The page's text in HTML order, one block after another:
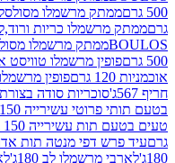
מרשמלו טוויסט אבטיח 120 גרם
פופין מרשמלו 3D תות שדה 100 גרם
סוכריות סודה בצורת אבן נייר
עשירייה 150 גרם
לקקן
עשירייה 150 גרם
מנטה תות אדום 0.6 גרם
לב 180ג'
לארבי מרשמלו